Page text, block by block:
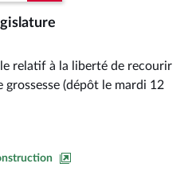
relatif à la liberté de recourir
(dépôt le mardi 12